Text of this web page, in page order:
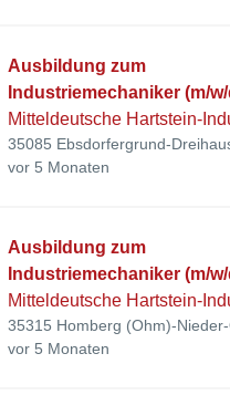
Ausbildung zum
Industriemechaniker (m/
Mitteldeutsche Hartstein-
35085 Ebsdorfergrund-
Deutschland
Veröffentlicht:
vor 5 Monaten
Ausbildung zum
Industriemechaniker (m/
Mitteldeutsche Hartstein-
35315 Homberg (Ohm)-Nieder-
Deutschland
Veröffentlicht:
vor 5 Monaten